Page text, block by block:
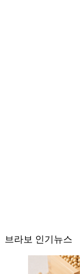
브라보 인기뉴스